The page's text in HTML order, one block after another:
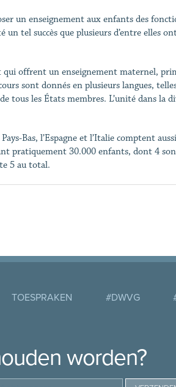
un enseignement aux enfants des
un tel succès que plusieurs d’entre elles
qui offrent un enseignement maternel,
sont donnés en plusieurs langues,
tous les États membres. L’unité dans la
Bas, l’Espagne et l’Italie comptent
pratiquement 30.000 enfants, dont 4
5 au total.
TOESPRAKEN #DWVG
worden?